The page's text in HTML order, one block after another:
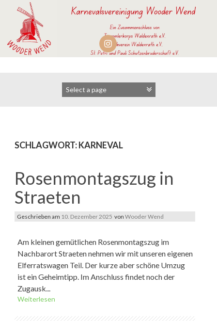
springen
SCHLAGWORT:KARNEVAL
Rosenmontagszug in
Straeten
Geschrieben am 10. Dezember 2025 von Wooder Wend
Am kleinen gemütlichen Rosenmontagszug im
Nachbarort Straeten nehmen wir mit unseren eigenen
Elferratswagen Teil. Der kurze aber schöne Umzug
ist ein Geheimtipp. Im Anschluss findet noch der
Zugausk...
Weiterlesen